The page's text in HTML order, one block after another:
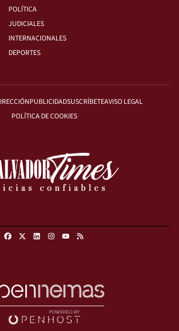
POLÍTICA
JUDICIALES
INTERNACIONALES
DEPORTES
PUBLICIDADSUSCRÍBETEAVISO LEGAL
POLÍTICA DE COOKIES
FacebookLinkedinInstagram